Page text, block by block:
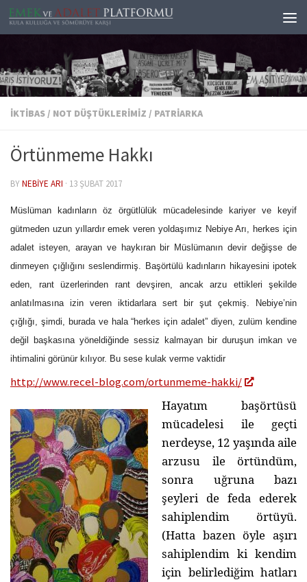
Skip to content
İKTIBAS/ NOT DÜŞTÜKLERIMIZ / PATRIARKA
Örtünmeme Hakkı
BYNEBIYE ARI · 13 ŞUBAT 2017
Müslüman kadınların öz örgütlülük mücadelesinde kariyer ve keyif
gütmeden uzun yıllardır emek veren yoldaşımız Nebiye Arı, herkes için
adalet isteyen, arayan ve haykıran bir Müslümanın devir değişse de
dinmeyen çığlığını seslendirmiş. Başörtülü kadınların hikayesini ipotek
eden, rant üzerlerinden rant devşiren, ancak arzu ettikleri şekilde
anlatılmasına izin veren iktidarlara sert bir şut çekmiş. Nebiye’nin
çığlığı, şimdi, burada ve hala “herkes için adalet” diyen, zulüm kendine
değil başkasına yöneldiğinde sessiz kalmayan bir duruşun imkan ve
ihtimalini görünür kılıyor. Bu sese kulak verme vaktidir
http://www.recel-blog.com/ortunmeme-hakki/
Hayatım başörtüsü
mücadelesi ile geçti
nerdeyse, 12 yaşında aile
arzusu ile örtündüm,
sonra uğruna bazı
şeyleri de feda ederek
sahiplendim örtüyü.
(Hatta bazen öyle aşırı
sahiplendim ki kendim
için belirlediğim hatları